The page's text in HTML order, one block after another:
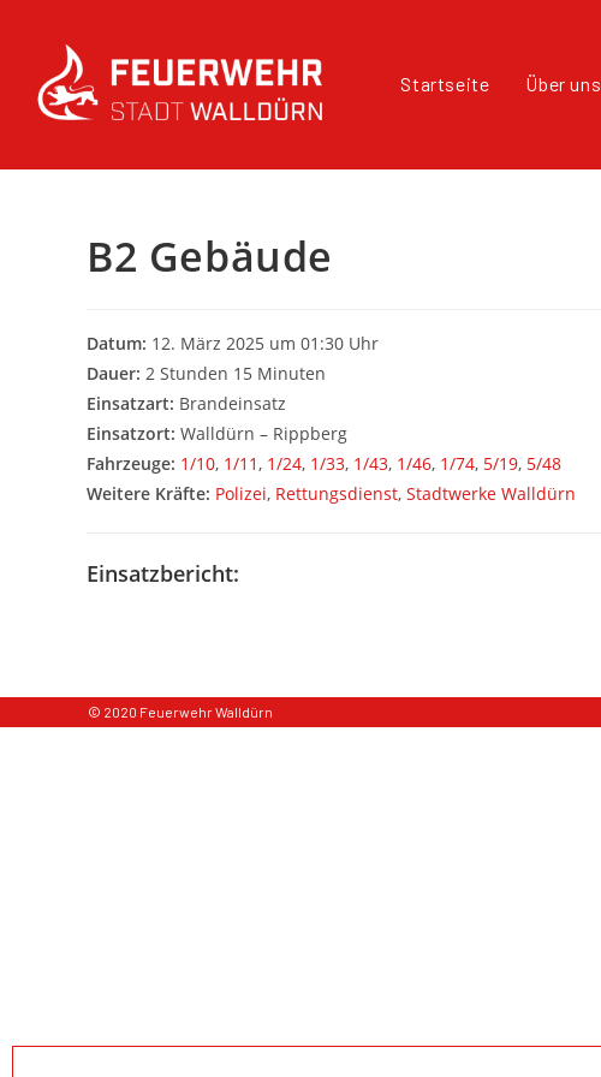
Startseite Über uns
B2 Gebäude
Datum: 12. März 2025 um 01:30 Uhr
Dauer: 2 Stunden 15 Minuten
Einsatzart: Brandeinsatz
Einsatzort: Walldürn – Rippberg
Fahrzeuge: 1/10, 1/11, 1/24, 1/33, 1/43, 1/46, 1/74, 5/19, 5/48
Weitere Kräfte: Polizei, Rettungsdienst, Stadtwerke Walldürn
Einsatzbericht:
© 2020 Feuerwehr Walldürn